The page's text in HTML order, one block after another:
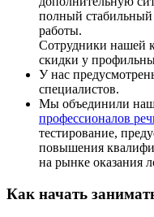
полный
работы.
Сотрудники нашей
скидки у
У нас
специалистов.
Мы объединили
профессионалов
тестирование,
повышения
на рынке оказания
Как начать